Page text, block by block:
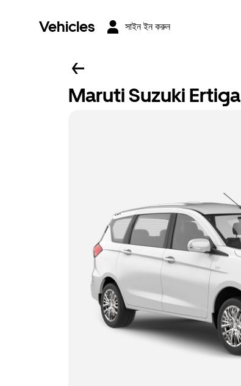
Vehicles সাইন ইন করুন
Maruti Suzuki Ertiga